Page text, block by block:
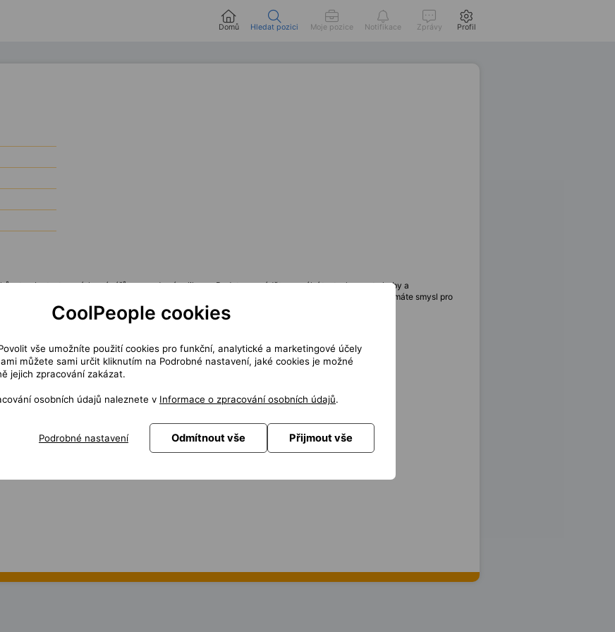
Domů Hledat pozici Moje pozice Notifikace Zprávy Profil
a tvorby testovacích scénářů pro moderní aplikace. Budete provádět manuální testy, logovat chyby a
manažerem. Ocením zkušenosti s
certifikaci. Pokud máte smysl pro
test lead
CoolPeople cookies
vše umožníte použití cookies pro funkční, analytické a marketingové účely
můžete sami určit kliknutím na Podrobné nastavení, jaké cookies je možné
jejich zpracování zakázat.
osobních údajů naleznete v Informace o zpracování osobních údajů.
Podrobné nastavení Odmítnout vše Přijmout vše